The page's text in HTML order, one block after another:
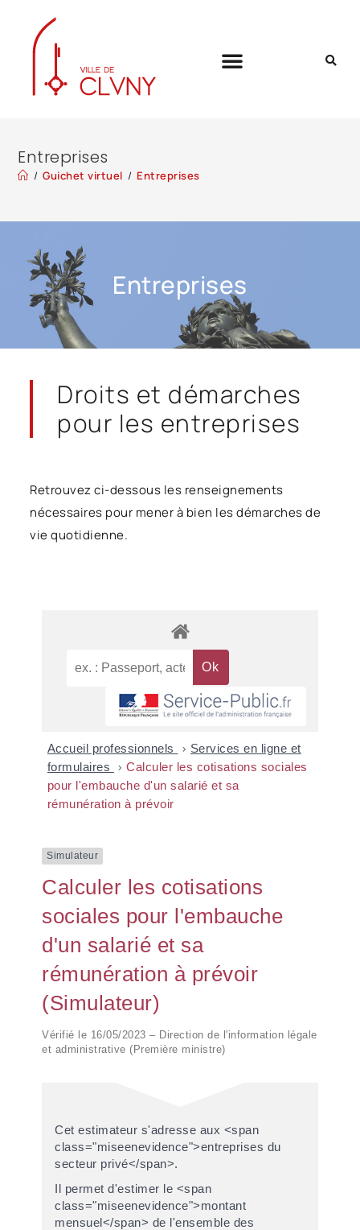
Entreprises
/ Guichet virtuel / Entreprises
Entreprises
Droits et démarches
pour les entreprises
Retrouvez ci-dessous les renseignements
nécessaires pour mener à bien les démarches de
vie quotidienne.
Accueil professionnels > Services en ligne et
formulaires
> Calculer les cotisations sociales
pour l'embauche d'un salarié et sa
rémunération à prévoir
Simulateur
Calculer les cotisations
sociales pour l'embauche
d'un salarié et sa
rémunération à prévoir
(Simulateur)
Vérifié le 16/05/2023 – Direction de l'information légale
et administrative (Première ministre)
Cet estimateur s'adresse aux <span
class="miseenevidence">entreprises du
secteur privé</span>.
Il permet d'estimer le <span
class="miseenevidence">montant
mensuel</span> de l'ensemble des